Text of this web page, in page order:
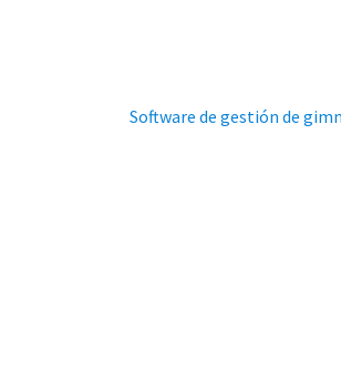
Software de gestión de